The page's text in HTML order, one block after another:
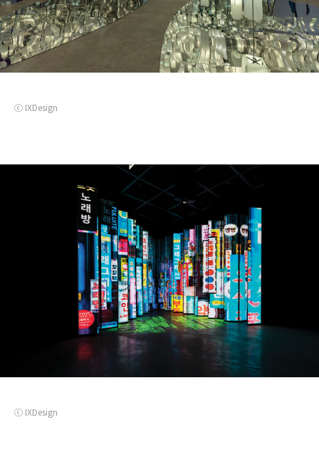
ⓒ IXDesign
ⓒ IXDesign